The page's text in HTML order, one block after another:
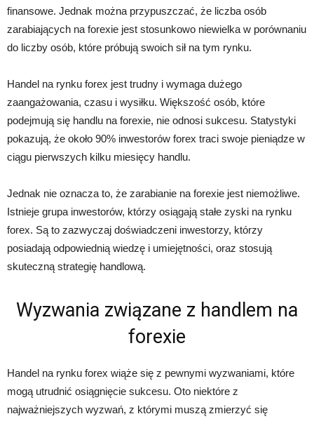
finansowe. Jednak można przypuszczać, że liczba osób
zarabiających na forexie jest stosunkowo niewielka w porównaniu
do liczby osób, które próbują swoich sił na tym rynku.
Handel na rynku forex jest trudny i wymaga dużego
zaangażowania, czasu i wysiłku. Większość osób, które
podejmują się handlu na forexie, nie odnosi sukcesu. Statystyki
pokazują, że około 90% inwestorów forex traci swoje pieniądze w
ciągu pierwszych kilku miesięcy handlu.
Jednak nie oznacza to, że zarabianie na forexie jest niemożliwe.
Istnieje grupa inwestorów, którzy osiągają stałe zyski na rynku
forex. Są to zazwyczaj doświadczeni inwestorzy, którzy
posiadają odpowiednią wiedzę i umiejętności, oraz stosują
skuteczną strategię handlową.
Wyzwania związane z handlem na
forexie
Handel na rynku forex wiąże się z pewnymi wyzwaniami, które
mogą utrudnić osiągnięcie sukcesu. Oto niektóre z
najważniejszych wyzwań, z którymi muszą zmierzyć się